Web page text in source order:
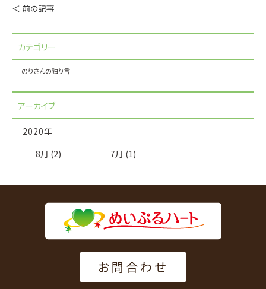
＜ 前の記事
カテゴリー
のりさんの独り言
アーカイブ
2020年
8月 (2)
7月 (1)
お問合わせ